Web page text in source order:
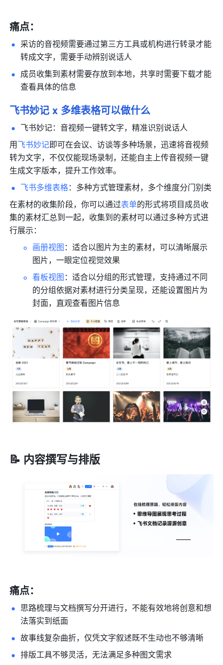
痛点：
采访的音视频需要通过第三方工具或机构进行转录才能
转成文字，需要手动辨别说话人
成员收集到素材需要存放到本地，共享时需要下载才能
查看具体的信息
飞书妙记 x 多维表格可以做什么
飞书妙记：音视频一键转文字，精准识别说话人
用飞书妙记即可在会议、访谈等多种场景，迅速将音视频
转为文字，不仅仅能现场录制，还能自主上传音视频一键
生成文字版本，提升工作效率。
飞书多维表格：多种方式管理素材，多个维度分门别类
在素材的收集阶段，你可以通过表单的形式将项目成员收
集的素材汇总到一起，收集到的素材可以通过多种方式进
行展示：
画册视图：适合以图片为主的素材，可以清晰展示
图片，一眼定位视觉效果
看板视图：适合以分组的形式管理，支持通过不同
的分组依据对素材进行分类呈现，还能设置图片为
封面，直观查看图片信息
📝 内容撰写与排版
痛点：
思路梳理与文档撰写分开进行，不能有效地将创意和想
法落实到纸面
故事线复杂曲折，仅凭文字叙述既不生动也不够清晰
排版工具不够灵活，无法满足多种图文需求